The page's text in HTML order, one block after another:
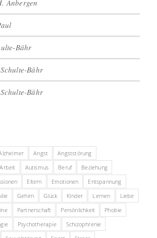
Anbergen
Bähr
Bähr
Bähr
Angst
Angststörung
Arbeit Autismus Beruf
Beziehung
Eltern Emotionen
Entspannung
Gehirn Glück Kinder Lernen
Liebe
Partnerschaft Persönlichkeit
Phobie
Psychotherapie
Schizophrenie